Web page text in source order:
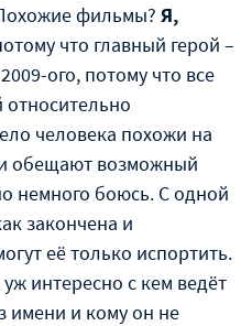
фильмы? Я,
что главный герой –
2009-ого, потому что все
человека похожи на
обещают возможный
немного боюсь. С одной
закончена и
её только испортить.
интересно с кем ведёт
имени и кому он не